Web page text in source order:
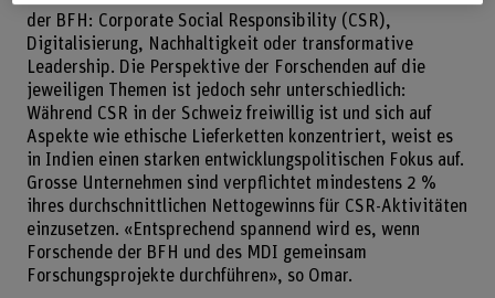
der BFH: Corporate Social Responsibility (CSR),
Digitalisierung, Nachhaltigkeit oder transformative
Leadership. Die Perspektive der Forschenden auf die
jeweiligen Themen ist jedoch sehr unterschiedlich:
Während CSR in der Schweiz freiwillig ist und sich auf
Aspekte wie ethische Lieferketten konzentriert, weist es
in Indien einen starken entwicklungspolitischen Fokus auf.
Grosse Unternehmen sind verpflichtet mindestens 2 %
ihres durchschnittlichen Nettogewinns für CSR-Aktivitäten
einzusetzen. «Entsprechend spannend wird es, wenn
Forschende der BFH und des MDI gemeinsam
Forschungsprojekte durchführen», so Omar.